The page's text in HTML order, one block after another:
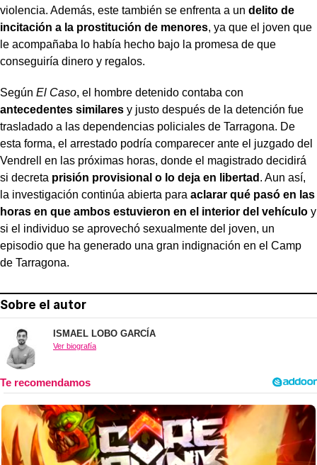
violencia. Además, este también se enfrenta a un delito de
incitación a la prostitución de menores, ya que el joven que
le acompañaba lo había hecho bajo la promesa de que
conseguiría dinero y regalos.
Según El Caso, el hombre detenido contaba con
antecedentes similares y justo después de la detención fue
trasladado a las dependencias policiales de Tarragona. De
esta forma, el arrestado podría comparecer ante el juzgado del
Vendrell en las próximas horas, donde el magistrado decidirá
si decreta prisión provisional o lo deja en libertad . Aun así,
la investigación continúa abierta para aclarar qué pasó en las
horas en que ambos estuvieron en el interior del vehículo y
si el individuo se aprovechó sexualmente del joven, un
episodio que ha generado una gran indignación en el Camp
de Tarragona.
Sobre el autor
ISMAEL LOBO GARCÍA
Ver biografía